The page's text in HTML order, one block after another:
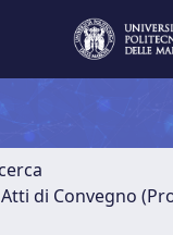
di Convegno